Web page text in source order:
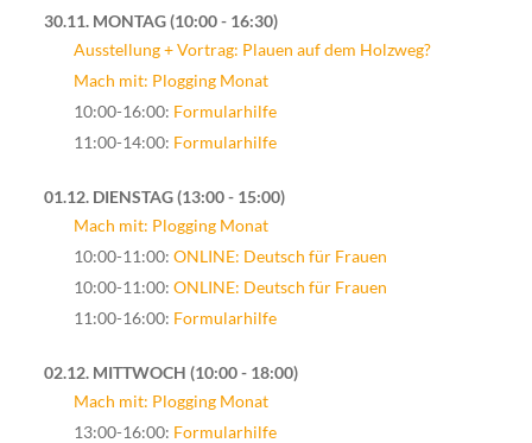
30.11. MONTAG 10:00 - 16:30
Ausstellung + Vortrag: Plauen auf dem Holzweg?
Mach mit: Plogging Monat
10:00-16:00: Formularhilfe
11:00-14:00: Formularhilfe
01.12. DIENSTAG 13:00 - 15:00
Mach mit: Plogging Monat
10:00-11:00: ONLINE: Deutsch für Frauen
10:00-11:00: ONLINE: Deutsch für Frauen
11:00-16:00: Formularhilfe
02.12. MITTWOCH 10:00 - 18:00
Mach mit: Plogging Monat
13:00-16:00: Formularhilfe